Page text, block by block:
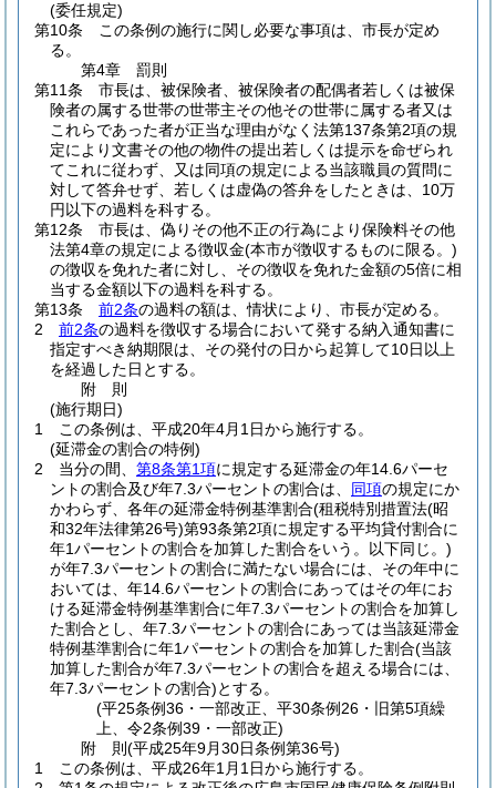
(委任規定)
第10条
この条例の施行に関し必要な事項は、市長が定め
る。
第4章
罰則
第11条
市長は、被保険者、被保険者の配偶者若しくは被保
険者の属する世帯の世帯主その他その世帯に属する者又は
これらであった者が正当な理由がなく法第137条第2項の規
定により文書その他の物件の提出若しくは提示を命ぜられ
てこれに従わず、又は同項の規定による当該職員の質問に
対して答弁せず、若しくは虚偽の答弁をしたときは、10万
円以下の過料を科する。
第12条
市長は、偽りその他不正の行為により保険料その他
法第4章の規定による徴収金(本市が徴収するものに限る。)
の徴収を免れた者に対し、その徴収を免れた金額の5倍に相
当する金額以下の過料を科する。
第13条
前2条の過料の額は、情状により、市長が定める。
2
前2条の過料を徴収する場合において発する納入通知書に
指定すべき納期限は、その発付の日から起算して10日以上
を経過した日とする。
附 則
(施行期日)
1
この条例は、平成20年4月1日から施行する。
(延滞金の割合の特例)
2
当分の間、 第8条第1項に規定する延滞金の年14.6パーセ
ントの割合及び年7.3パーセントの割合は、 同項の規定にか
かわらず、各年の延滞金特例基準割合(租税特別措置法(昭
和32年法律第26号)第93条第2項に規定する平均貸付割合に
年1パーセントの割合を加算した割合をいう。以下同じ。)
が年7.3パーセントの割合に満たない場合には、その年中に
おいては、年14.6パーセントの割合にあってはその年にお
ける延滞金特例基準割合に年7.3パーセントの割合を加算し
た割合とし、年7.3パーセントの割合にあっては当該延滞金
特例基準割合に年1パーセントの割合を加算した割合(当該
加算した割合が年7.3パーセントの割合を超える場合には、
年7.3パーセントの割合)とする。
(平25条例36・一部改正、平30条例26・旧第5項繰
上、令2条例39・一部改正)
附 則(平成25年9月30日条例第36号)
1
この条例は、平成26年1月1日から施行する。